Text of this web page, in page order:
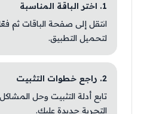
1. اختر الباقة المناسبة
انتقل إلى صفحة الباقات ثم
لتحميل التطبيق.
2. راجع خطوات التثبيت
تابع أدلة التثبيت وحل
التجربة جديدة عليك.